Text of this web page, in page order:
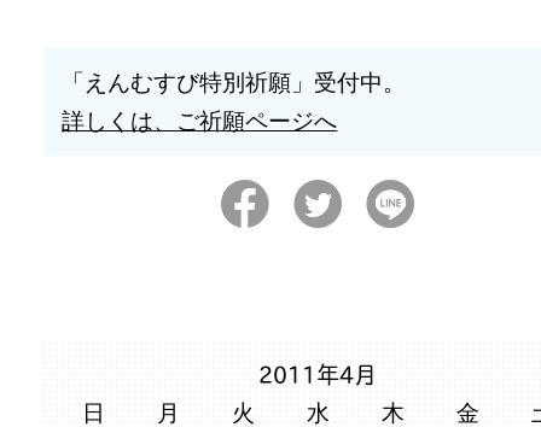
「えんむすび特別祈願」受付中。
詳しくは、ご祈願ページへ
2011年4月
日 月 火 水 木 金